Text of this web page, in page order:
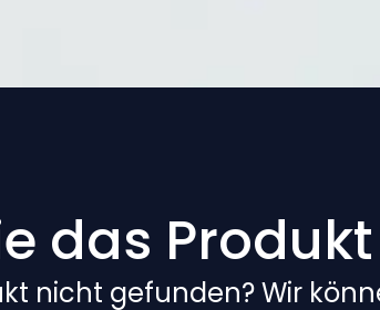
das Produkt
nicht gefunden? Wir